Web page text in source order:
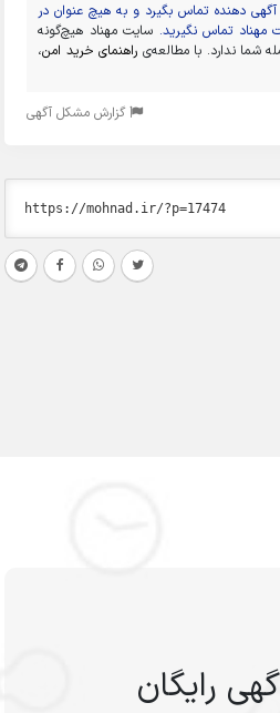
دهنده تماس بگیرد و به هیچ عنوان در
مهناد تماس نگیرید. سایت مهناد هیچ‌گونه
شما ندارد. با مطالعه‌ی راهنمای خرید امن،
گزارش مشکل آگهی
رایگان